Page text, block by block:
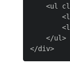
<ul
</ul>